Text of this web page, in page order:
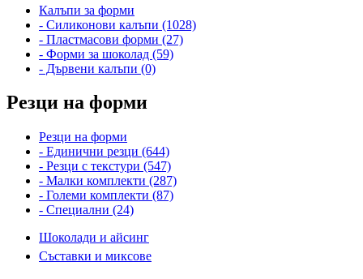
Калъпи за форми
- Силиконови калъпи (1028)
- Пластмасови форми (27)
- Форми за шоколад (59)
- Дървени калъпи (0)
Резци на форми
Резци на форми
- Единични резци (644)
- Резци с текстури (547)
- Малки комплекти (287)
- Големи комплекти (87)
- Специални (24)
Шоколади и айсинг
Съставки и миксове